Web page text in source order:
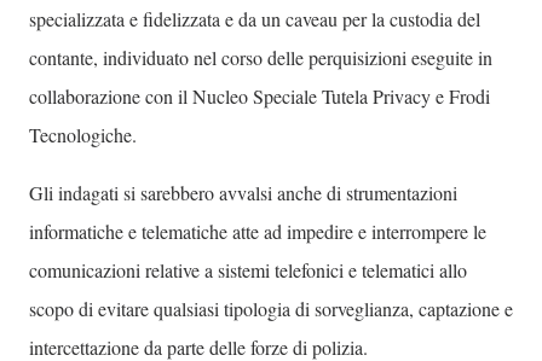
specializzata e fidelizzata e da un caveau per la custodia del
contante, individuato nel corso delle perquisizioni eseguite in
collaborazione con il Nucleo Speciale Tutela Privacy e Frodi
Tecnologiche.
Gli indagati si sarebbero avvalsi anche di strumentazioni
informatiche e telematiche atte ad impedire e interrompere le
comunicazioni relative a sistemi telefonici e telematici allo
scopo di evitare qualsiasi tipologia di sorveglianza, captazione e
intercettazione da parte delle forze di polizia.